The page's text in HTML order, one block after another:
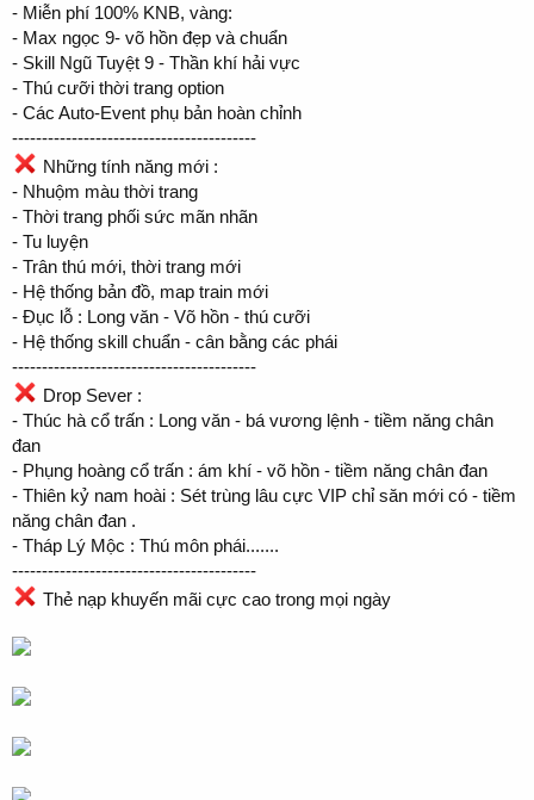
- Miễn phí 100% KNB, vàng:
- Max ngọc 9- võ hồn đẹp và chuẩn
- Skill Ngũ Tuyệt 9 - Thần khí hải vực
- Thú cưỡi thời trang option
- Các Auto-Event phụ bản hoàn chỉnh
-----------------------------------------
Những tính năng mới :
- Nhuộm màu thời trang
- Thời trang phối sức mãn nhãn
- Tu luyện
- Trân thú mới, thời trang mới
- Hệ thống bản đồ, map train mới
- Đục lỗ : Long văn - Võ hồn - thú cưỡi
- Hệ thống skill chuẩn - cân bằng các phái
-----------------------------------------
Drop Sever :
- Thúc hà cổ trấn : Long văn - bá vương lệnh - tiềm năng chân
đan
- Phụng hoàng cổ trấn : ám khí - võ hồn - tiềm năng chân đan
- Thiên kỷ nam hoài : Sét trùng lâu cực VIP chỉ săn mới có - tiềm
năng chân đan .
- Tháp Lý Mộc : Thú môn phái.......
-----------------------------------------
Thẻ nạp khuyến mãi cực cao trong mọi ngày